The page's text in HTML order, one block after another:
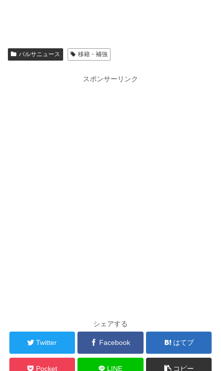
バルサニュース 移籍・補強
スポンサーリンク
シェアする
Twitter Facebook はてブ
Pocket LINE コピー